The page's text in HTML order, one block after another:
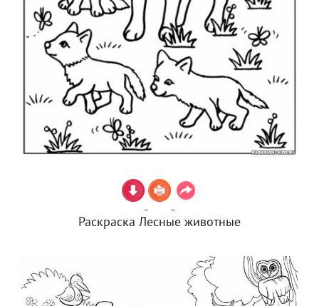
Раскраска Лесные животные